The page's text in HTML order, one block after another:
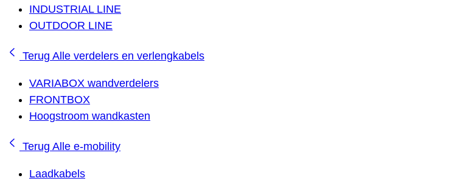
INDUSTRIAL LINE
OUTDOOR LINE
Terug Alle verdelers en verlengkabels
VARIABOX wandverdelers
FRONTBOX
Hoogstroom wandkasten
Terug Alle e-mobility
Laadkabels